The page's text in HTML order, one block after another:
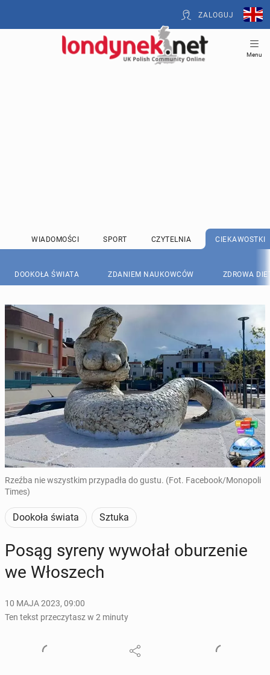
ZALOGUJ
Menu
WIADOMOŚCI SPORT CZYTELNIA CIEKAWOSTKI
DOOKOŁA ŚWIATA ZDANIEM NAUKOWCÓW ZDROWA
Rzeźba nie wszystkim przypadła do gustu. (Fot. Facebook/Monopoli
Times)
Dookoła świata Sztuka
Posąg syreny wywołał obu­rze­nie
we Wło­szech
10 MAJA 2023, 09:00
Ten tekst przeczytasz w 2 minuty